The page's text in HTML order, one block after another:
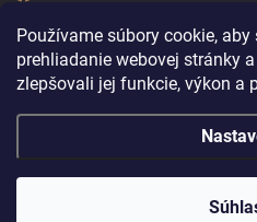
Používame súbory cookie,
prehliadanie webovej stránky
zlepšovali jej funkcie, výkon a
agrocentrum_topolniky/
Reklamácia a
Agrocentrum